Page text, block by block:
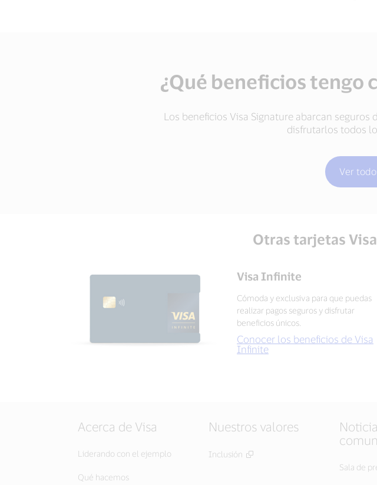
¿Qué beneficios tengo
Los beneficios Visa Signature abarcan
disfrutarlos todos
Ver
Otras tarjetas
Visa Infinite
Cómoda y exclusiva para que puedas
realizar pagos seguros y disfrutar
beneficios únicos.
Conocer los beneficios de Visa
Infinite
Acerca de Visa
Liderando con el ejemplo
Qué hacemos
Nuestros valores
Inclusión
Sala de